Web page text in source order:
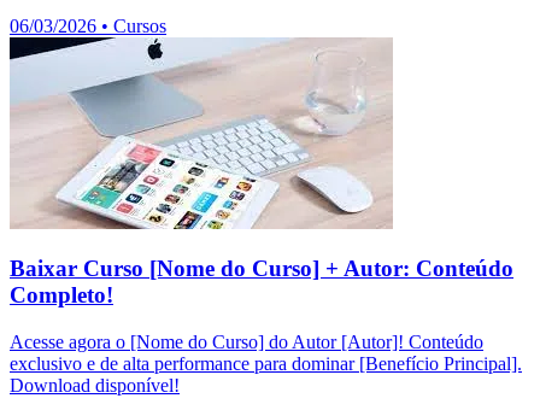
06/03/2026 • Cursos
Baixar Curso [Nome do Curso] + Autor: Conteúdo
Completo!
Acesse agora o [Nome do Curso] do Autor [Autor]! Conteúdo
exclusivo e de alta performance para dominar [Benefício Principal].
Download disponível!